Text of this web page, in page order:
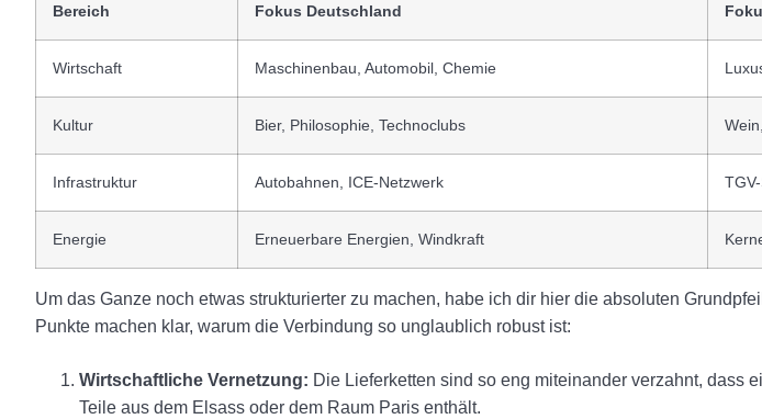
Bereich Fokus Deutschland
Wirtschaft Maschinenbau, Automobil, Chemie
Kultur Bier, Philosophie, Technoclubs
Infrastruktur Autobahnen, ICE-Netzwerk
Energie Erneuerbare Energien, Windkraft
Um das Ganze noch etwas strukturierter zu machen, habe ich dir hier die absoluten
Punkte machen klar, warum die Verbindung so unglaublich robust ist:
Wirtschaftliche Vernetzung: Die Lieferketten sind so eng miteinander verzahnt, dass
Teile aus dem Elsass oder dem Raum Paris enthält.